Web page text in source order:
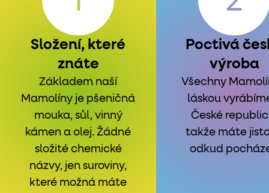
Složení, které
znáte
Základem naší
Mamolíny je pšeničná
mouka, sůl, vinný
kámen a olej. Žádné
složité chemické
názvy, jen suroviny,
které možná máte
Poctivá
výroba
Všechny
láskou
České
takže máte
odkud